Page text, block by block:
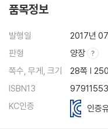
품목정보
발행일
2017년
판형
양장
쪽수, 무게, 크기
28쪽 |
ISBN13
KC인증
인증